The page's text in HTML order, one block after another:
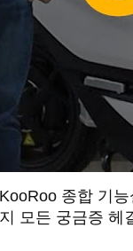
종합 기능
모든 궁금증 헤